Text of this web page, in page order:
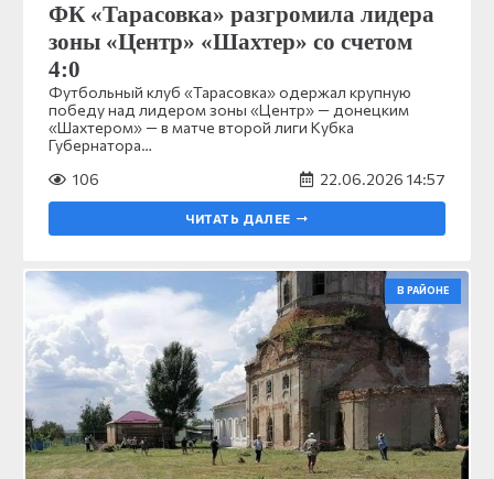
ФК «Тарасовка» разгромила лидера
зоны «Центр» «Шахтер» со счетом
4:0
Футбольный клуб «Тарасовка» одержал крупную
победу над лидером зоны «Центр» — донецким
«Шахтером» — в матче второй лиги Кубка
Губернатора…
106
22.06.2026 14:57
ЧИТАТЬ ДАЛЕЕ
В РАЙОНЕ